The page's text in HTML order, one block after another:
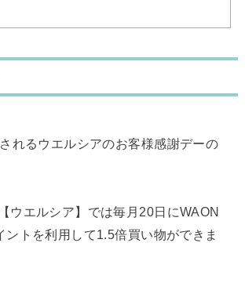
れるウエルシアのお客様感謝デーの
ウエルシア】では毎月20日にWAON
ントを利用して1.5倍買い物ができま